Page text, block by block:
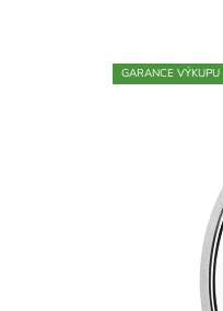
GARANCE VÝKUPU